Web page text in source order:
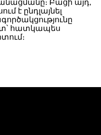
Բացի այդ,
է ընդլայնել
հատկապես